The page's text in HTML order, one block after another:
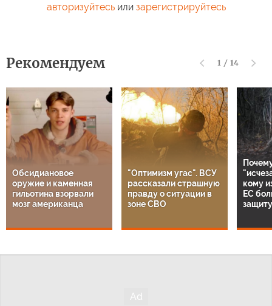
авторизуйтесьили зарегистрируйтесь
Рекомендуем 1 / 14
Обсидиановое
оружие и каменная
гильотина взорвали
мозг американца
"Оптимизм угас". ВСУ
рассказали страшную
правду о ситуации в
зоне СВО
кому
ЕС